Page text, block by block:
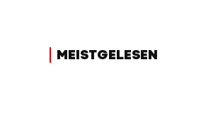
MEISTGELESEN